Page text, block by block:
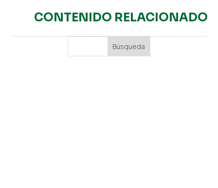
CONTENIDO RELACIONADO